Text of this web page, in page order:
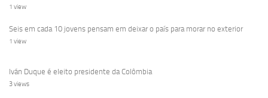
1 view
Seis em cada 10 jovens pensam em deixar o país para morar no exterior
1 view
Iván Duque é eleito presidente da Colômbia
3 views